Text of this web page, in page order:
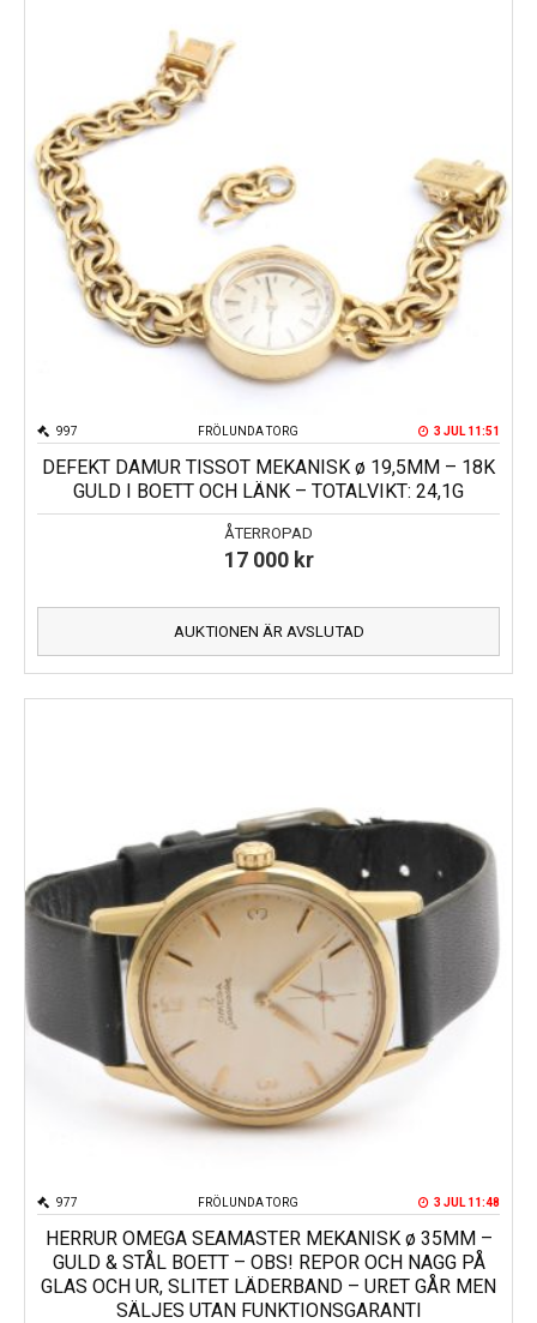
FRÖLUNDA TORG
997 3 JUL 11:51
DEFEKT DAMUR TISSOT MEKANISK ø 19,5MM – 18K
GULD I BOETT OCH LÄNK – TOTALVIKT: 24,1G
ÅTERROPAD
17 000 kr
AUKTIONEN ÄR AVSLUTAD
FRÖLUNDA TORG
977 3 JUL 11:48
HERRUR OMEGA SEAMASTER MEKANISK ø 35MM –
GULD & STÅL BOETT – OBS! REPOR OCH NAGG PÅ
GLAS OCH UR, SLITET LÄDERBAND – URET GÅR MEN
SÄLJES UTAN FUNKTIONSGARANTI